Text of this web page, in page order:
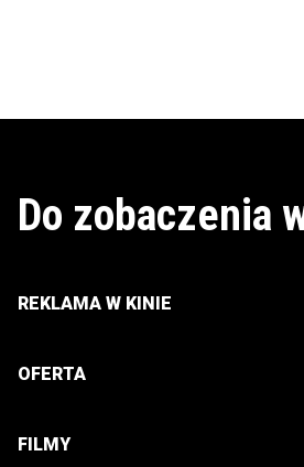
Do zobaczenia
REKLAMA W KINIE
OFERTA
FILMY